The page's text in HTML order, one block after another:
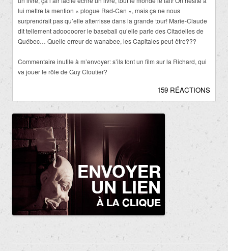
lui mettre la mention « plogue Rad-Can », mais ça ne nous
surprendrait pas qu’elle atterrisse dans la grande tour! Marie-Claude
dit tellement adooooorer le baseball qu’elle parle des Citadelles de
Québec… Quelle erreur de wanabee, les Capitales peut-être???
Commentaire inutile à m’envoyer: s’ils font un film sur la Richard, qui
va jouer le rôle de Guy Cloutier?
159 RÉACTIONS